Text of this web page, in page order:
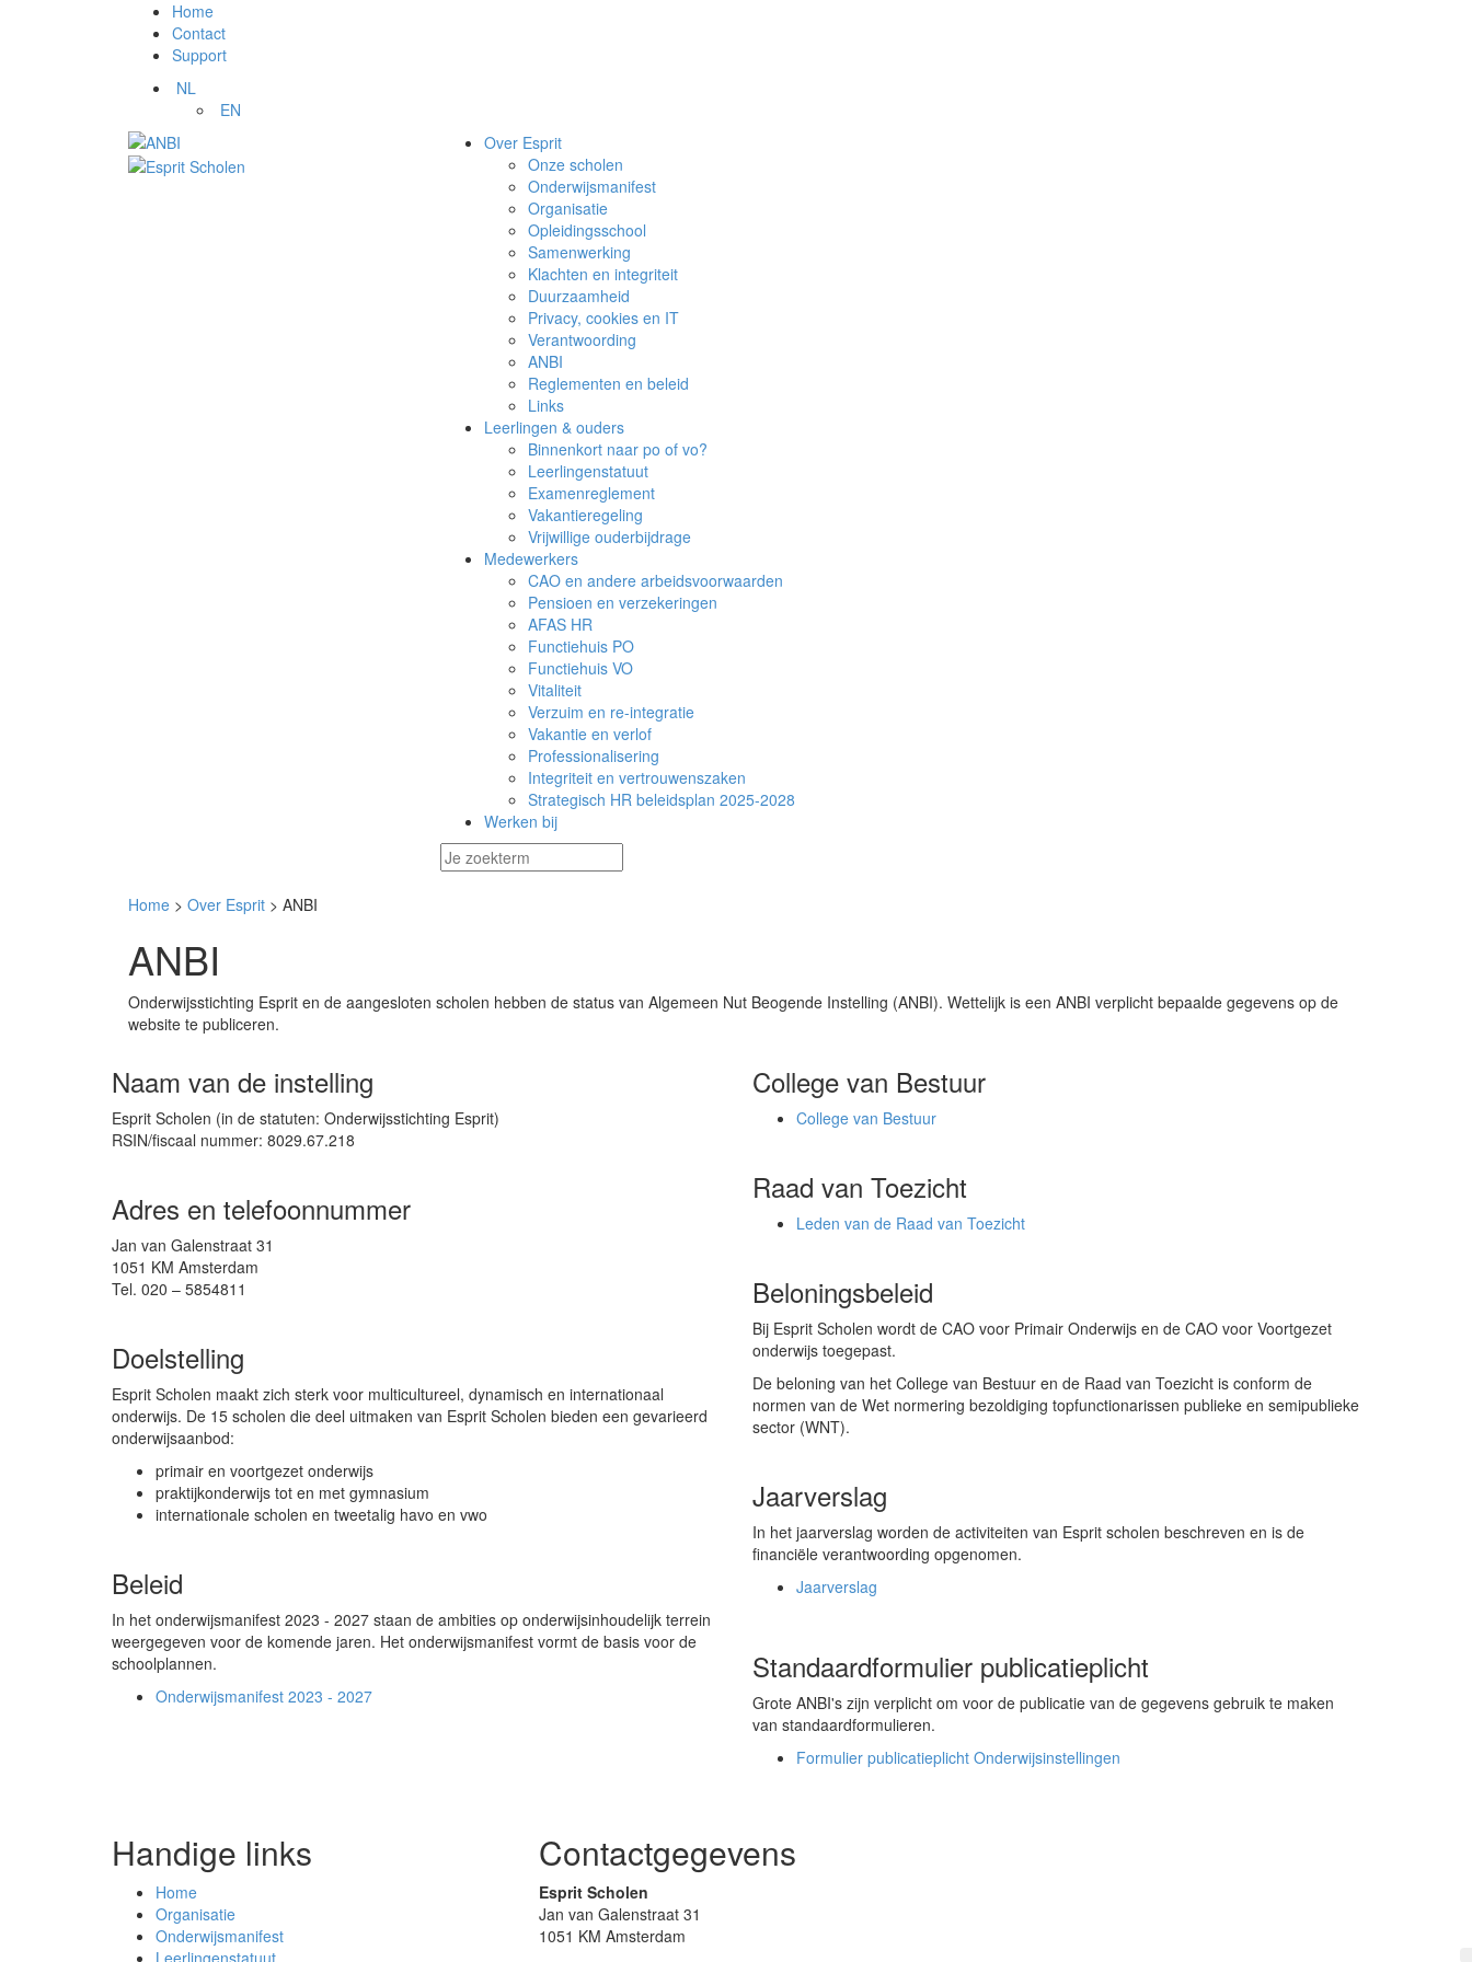
Home
Contact
Support
NL
EN
Over Esprit
Onze scholen
Onderwijsmanifest
Organisatie
Opleidingsschool
Samenwerking
Klachten en integriteit
Duurzaamheid
Privacy, cookies en IT
Verantwoording
ANBI
Reglementen en beleid
Links
Leerlingen & ouders
Binnenkort naar po of vo?
Leerlingenstatuut
Examenreglement
Vakantieregeling
Vrijwillige ouderbijdrage
Medewerkers
CAO en andere arbeidsvoorwaarden
Pensioen en verzekeringen
AFAS HR
Functiehuis PO
Functiehuis VO
Vitaliteit
Verzuim en re-integratie
Vakantie en verlof
Professionalisering
Integriteit en vertrouwenszaken
Strategisch HR beleidsplan 2025-2028
Werken bij
Home > Over Esprit > ANBI
ANBI
Onderwijsstichting Esprit en de aangesloten scholen hebben de status van Algemeen Nut Beogende Instelling (ANBI). Wettelijk is een ANBI verplicht bepaalde gegevens op de
website te publiceren.
Naam van de instelling
Esprit Scholen (in de statuten: Onderwijsstichting Esprit)
RSIN/fiscaal nummer: 8029.67.218
Adres en telefoonnummer
Jan van Galenstraat 31
1051 KM Amsterdam
Tel. 020 – 5854811
Doelstelling
Esprit Scholen maakt zich sterk voor multicultureel, dynamisch en internationaal
onderwijs. De 15 scholen die deel uitmaken van Esprit Scholen bieden een gevarieerd
onderwijsaanbod:
primair en voortgezet onderwijs
praktijkonderwijs tot en met gymnasium
internationale scholen en tweetalig havo en vwo
Beleid
In het onderwijsmanifest 2023 - 2027 staan de ambities op onderwijsinhoudelijk terrein
weergegeven voor de komende jaren. Het onderwijsmanifest vormt de basis voor de
schoolplannen.
Onderwijsmanifest 2023 - 2027
College van Bestuur
College van Bestuur
Raad van Toezicht
Leden van de Raad van Toezicht
Beloningsbeleid
Bij Esprit Scholen wordt de CAO voor Primair Onderwijs en de CAO voor Voortgezet
onderwijs toegepast.
De beloning van het College van Bestuur en de Raad van Toezicht is conform de
normen van de Wet normering bezoldiging topfunctionarissen publieke en semipublieke
sector (WNT).
Jaarverslag
In het jaarverslag worden de activiteiten van Esprit scholen beschreven en is de
financiële verantwoording opgenomen.
Jaarverslag
Standaardformulier publicatieplicht
Grote ANBI's zijn verplicht om voor de publicatie van de gegevens gebruik te maken
van standaardformulieren.
Formulier publicatieplicht Onderwijsinstellingen
Handige links
Home
Organisatie
Onderwijsmanifest
Leerlingenstatuut
Contactgegevens
Esprit Scholen
Jan van Galenstraat 31
1051 KM Amsterdam